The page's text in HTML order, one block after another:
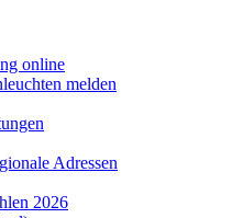
online
melden
Adressen
2026